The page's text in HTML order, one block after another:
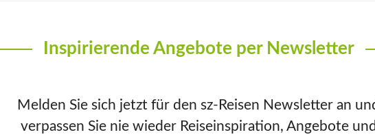
Inspirierende Angebote per Newsletter
Melden Sie sich jetzt für den sz-Reisen Newsletter an
verpassen Sie nie wieder Reiseinspiration, Angebote und